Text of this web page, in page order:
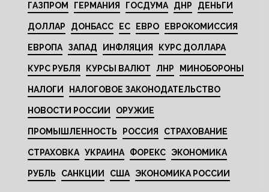
ГАЗПРОМ ГЕРМАНИЯ ГОСДУМА ДНР ДЕНЬГИ
ДОЛЛАР ДОНБАСС ЕС ЕВРО ЕВРОКОМИССИЯ
ЕВРОПА ЗАПАД ИНФЛЯЦИЯ КУРС ДОЛЛАРА
КУРС РУБЛЯ КУРСЫ ВАЛЮТ ЛНР МИНОБОРОНЫ
НАЛОГИ НАЛОГОВОЕ ЗАКОНОДАТЕЛЬСТВО
НОВОСТИ РОССИИ ОРУЖИЕ
ПРОМЫШЛЕННОСТЬ РОССИЯ СТРАХОВАНИЕ
СТРАХОВКА УКРАИНА ФОРЕКС ЭКОНОМИКА
РУБЛЬ САНКЦИИ США ЭКОНОМИКА РОССИИ